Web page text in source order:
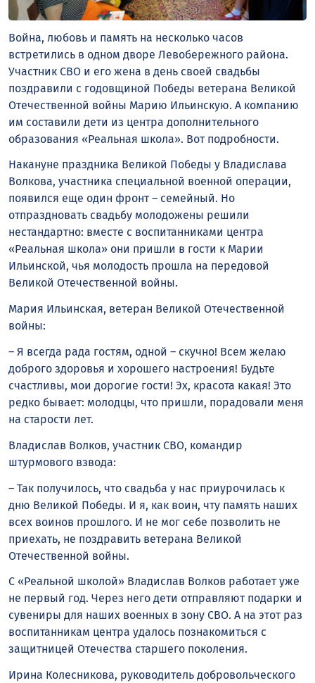
Война, любовь и память на несколько часов
встретились в одном дворе Левобережного района.
Участник СВО и его жена в день своей свадьбы
поздравили с годовщиной Победы ветерана Великой
Отечественной войны Марию Ильинскую. А компанию
им составили дети из центра дополнительного
образования «Реальная школа». Вот подробности.
Накануне праздника Великой Победы у Владислава
Волкова, участника специальной военной операции,
появился еще один фронт – семейный. Но
отпраздновать свадьбу молодожены решили
нестандартно: вместе с воспитанниками центра
«Реальная школа» они пришли в гости к Марии
Ильинской, чья молодость прошла на передовой
Великой Отечественной войны.
Мария Ильинская, ветеран Великой Отечественной
войны:
– Я всегда рада гостям, одной – скучно! Всем желаю
доброго здоровья и хорошего настроения! Будьте
счастливы, мои дорогие гости! Эх, красота какая! Это
редко бывает: молодцы, что пришли, порадовали меня
на старости лет.
Владислав Волков, участник СВО, командир
штурмового взвода:
– Так получилось, что свадьба у нас приурочилась к
дню Великой Победы. И я, как воин, чту память наших
всех воинов прошлого. И не мог себе позволить не
приехать, не поздравить ветерана Великой
Отечественной войны.
С «Реальной школой» Владислав Волков работает уже
не первый год. Через него дети отправляют подарки и
сувениры для наших военных в зону СВО. А на этот раз
воспитанникам центра удалось познакомиться с
защитницей Отечества старшего поколения.
Ирина Колесникова, руководитель добровольческого